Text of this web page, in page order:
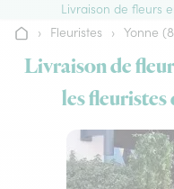
Livraison de fleurs
Accueil
› Fleuristes › Yonne
Livraison de
les